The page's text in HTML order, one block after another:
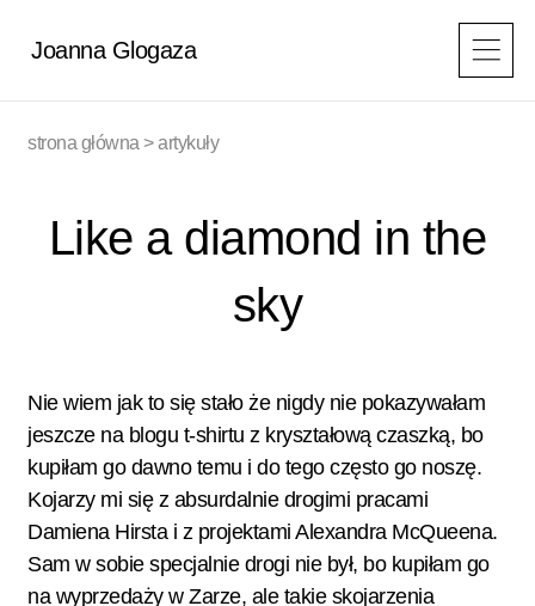
Joanna Glogaza
strona główna >artykuły
Like a diamond in the
sky
Nie wiem jak to się stało że nigdy nie pokazywałam
jeszcze na blogu t-shirtu z kryształową czaszką, bo
kupiłam go dawno temu i do tego często go noszę.
Kojarzy mi się z absurdalnie drogimi pracami
Damiena Hirsta i z projektami Alexandra McQueena.
Sam w sobie specjalnie drogi nie był, bo kupiłam go
na wyprzedaży w Zarze, ale takie skojarzenia